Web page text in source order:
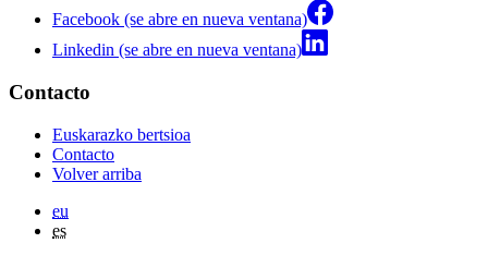
Facebook (se abre en nueva ventana)
Linkedin (se abre en nueva ventana)
Contacto
Euskarazko bertsioa
Contacto
Volver arriba
eu
es